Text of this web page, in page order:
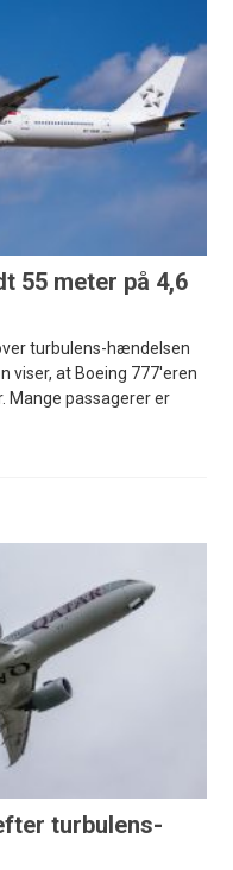
55 meter på 4,6
turbulens-hændelsen
viser, at Boeing 777'eren
Mange passagerer er
turbulens-